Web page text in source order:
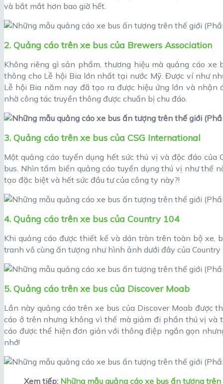
và bắt mắt hơn bao giờ hết.
2. Quảng cáo trên xe bus của Brewers Association
Không riêng gì sản phẩm, thương hiệu mà quảng cáo
thông cho Lễ hội Bia lớn nhất tại nước Mỹ. Được ví như
Lễ hội Bia năm nay đã tạo ra được hiệu ứng lớn và nhận
nhờ công tác truyền thông được chuẩn bị chu đáo.
3. Quảng cáo trên xe bus của CSG International
Một quảng cáo tuyển dụng hết sức thú vị và độc đáo
bus. Nhìn tấm biển quảng cáo tuyển dụng thú vị như thế
tạo đặc biệt và hết sức đầu tư của công ty này?!
4. Quảng cáo trên xe bus của Country 104
Khi quảng cáo được thiết kế và dán tràn trên toàn bộ
tranh vô cùng ấn tượng như hình ảnh dưới đây của Country
5. Quảng cáo trên xe bus của Discover Moab
Lần này quảng cáo trên xe bus của Discover Moab được
cáo ở trên nhưng không vì thế mà giảm đi phần thú vị và
cáo được thể hiện đơn giản với thông điệp ngắn gọn
nhớ!
Xem tiếp: Những mẫu quảng cáo xe bus ấn tượng